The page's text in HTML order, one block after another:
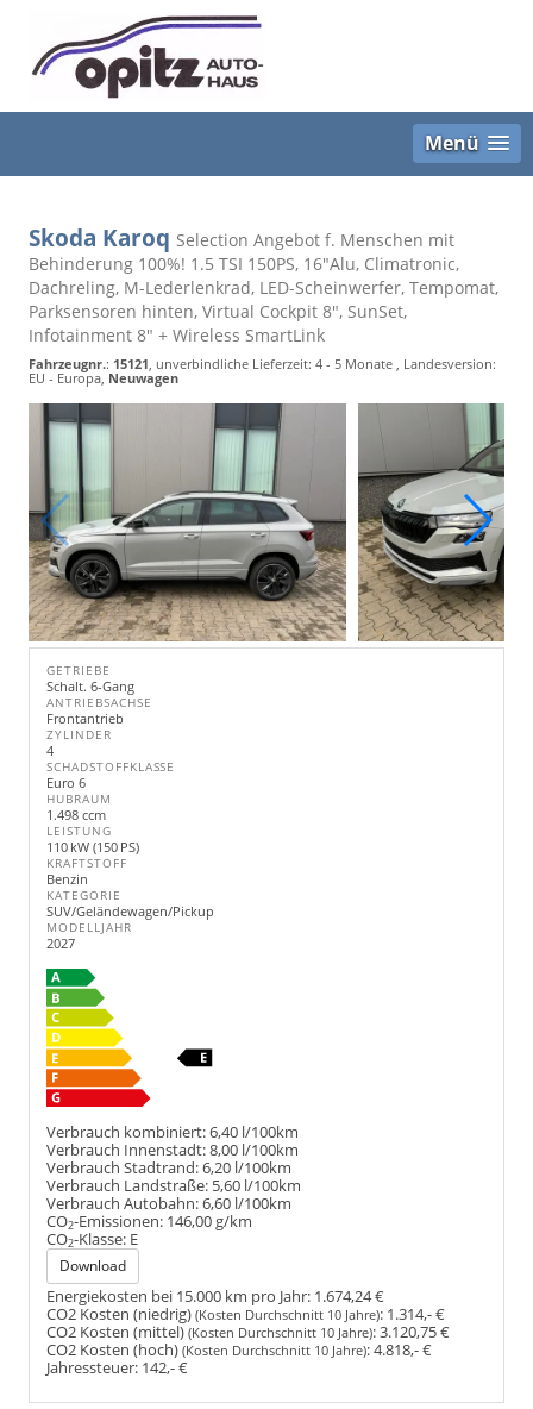
Menü
Skoda Karoq Selection Angebot f. Menschen mit
Behinderung 100%! 1.5 TSI 150PS, 16"Alu, Climatronic,
Dachreling, M-Lederlenkrad, LED-Scheinwerfer, Tempomat,
Parksensoren hinten, Virtual Cockpit 8", SunSet,
Infotainment 8" + Wireless SmartLink
Fahrzeugnr.: 15121, unverbindliche Lieferzeit: 4 - 5 Monate , Landesversion:
EU - Europa, Neuwagen
GETRIEBE
Schalt. 6-Gang
ANTRIEBSACHSE
Frontantrieb
ZYLINDER
4
SCHADSTOFFKLASSE
Euro 6
HUBRAUM
1.498 ccm
LEISTUNG
110 kW (150 PS)
KRAFTSTOFF
Benzin
KATEGORIE
SUV/Geländewagen/Pickup
MODELLJAHR
2027
Verbrauch kombiniert:6,40 l/100km
Verbrauch Innenstadt:8,00 l/100km
Verbrauch Stadtrand:6,20 l/100km
Verbrauch Landstraße: 5,60 l/100km
Verbrauch Autobahn:6,60 l/100km
CO2-Emissionen: 146,00 g/km
CO2-Klasse: E
Download
Energiekosten bei 15.000 km pro Jahr: 1.674,24 €
CO2 Kosten (niedrig) (Kosten Durchschnitt 10 Jahre): 1.314,- €
CO2 Kosten (mittel) (Kosten Durchschnitt 10 Jahre):3.120,75 €
CO2 Kosten (hoch) (Kosten Durchschnitt 10 Jahre):4.818,- €
Jahressteuer: 142,- €